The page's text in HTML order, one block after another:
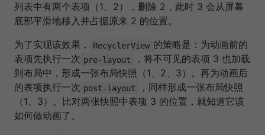
列表中有两个表项（1、2），删除 2，此时 3 会从屏幕
底部平滑地移入并占据原来 2 的位置。
为了实现该效果，
RecyclerView 的策略是：为动画前的
表项先执行一次 pre-layout
，将不可见的表项 3 也加载
到布局中，形成一张布局快照（1、2、3）。再为动画后
的表项执行一次 post-layout
，同样形成一张布局快照
（1、3）。比对两张快照中表项 3 的位置，就知道它该
如何做动画了。